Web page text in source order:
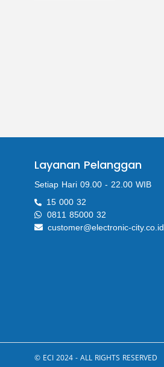
Layanan Pelanggan
Setiap Hari 09.00 - 22.00 WIB
15 000 32
0811 85000 32
customer@electronic-city.co.id
© ECI 2024 - ALL RIGHTS RESERVED